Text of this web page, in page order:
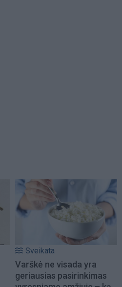
Sveikata
Varškė ne visada yra
geriausias pasirinkimas